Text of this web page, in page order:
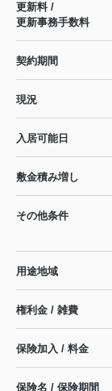
更新料 /
更新事務手数料
契約期間
現況
入居可能日
敷金積み増し
その他条件
用途地域
権利金 / 雑費
保険加入 / 料金
保険名 / 保険期間